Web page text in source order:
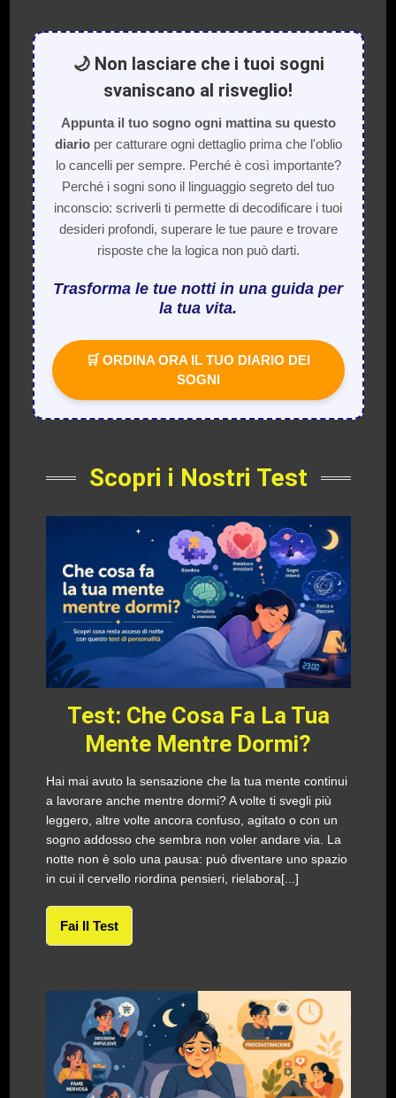
🌙 Non lasciare che i tuoi sogni
svaniscano al risveglio!
Appunta il tuo sogno ogni mattina su questo
diarioper catturare ogni dettaglio prima che l'oblio
lo cancelli per sempre. Perché è così importante?
Perché i sogni sono il linguaggio segreto del tuo
inconscio: scriverli ti permette di decodificare i tuoi
desideri profondi, superare le tue paure e trovare
risposte che la logica non può darti.
Trasforma le tue notti in una guida per
la tua vita.
🛒 ORDINA ORA IL TUO DIARIO DEI
SOGNI
Scopri i Nostri Test
Test: Che Cosa Fa La Tua
Mente Mentre Dormi?
Hai mai avuto la sensazione che la tua mente continui
a lavorare anche mentre dormi? A volte ti svegli più
leggero, altre volte ancora confuso, agitato o con un
sogno addosso che sembra non voler andare via. La
notte non è solo una pausa: può diventare uno spazio
in cui il cervello riordina pensieri, rielabora[...]
Fai Il Test